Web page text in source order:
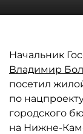
Начальник
Владимир
посетил
по
городского
на Нижне-